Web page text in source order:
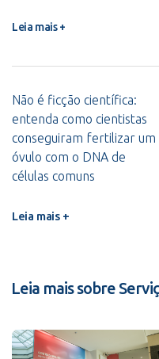
Leia mais +
Não é ficção científica:
entenda como cientistas
conseguiram fertilizar um
óvulo com o DNA de
células comuns
Leia mais +
Leia mais sobre